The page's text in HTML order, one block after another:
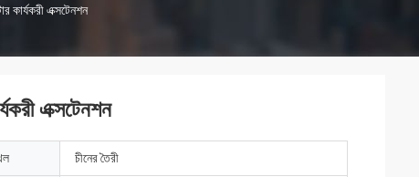
কার্যকরী এক্সটেনশন
এক্সটেনশন
চীনের তৈরী